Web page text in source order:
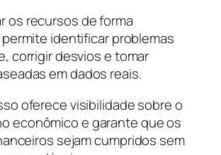
os recursos de forma
identificar problemas
corrigir desvios e tomar
em dados reais.
oferece visibilidade sobre o
econômico e garante que os
sejam cumpridos sem